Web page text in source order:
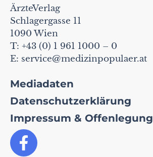
ÄrzteVerlag
Schlagergasse 11
1090 Wien
T: +43 (0) 1 961 1000 – 0
E: service@medizinpopulaer.at
Mediadaten
Datenschutzerklärung
Impressum & Offenlegung